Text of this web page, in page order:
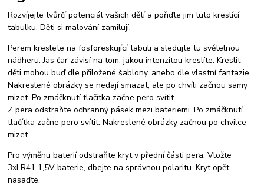
Rozvíjejte tvůrčí potenciál vašich dětí a pořiďte jim tuto kreslící
tabulku. Děti si malování zamilují.
Perem kreslete na fosforeskující tabuli a sledujte tu světelnou
nádheru. Jas čar závisí na tom, jakou intenzitou kreslíte. Kreslit
děti mohou buď dle přiložené šablony, anebo dle vlastní fantazie.
Nakreslené obrázky se nedají smazat, ale po chvíli začnou samy
mizet. Po zmáčknutí tlačítka začne pero svítit.
Z pera odstraňte ochranný pásek mezi bateriemi. Po zmáčknutí
tlačítka začne pero svítit. Nakreslené obrázky začnou po chvilce
mizet.
Pro výměnu baterií odstraňte kryt v přední části pera. Vložte
3xLR41 1,5V baterie, dbejte na správnou polaritu. Kryt opět
nasaďte.